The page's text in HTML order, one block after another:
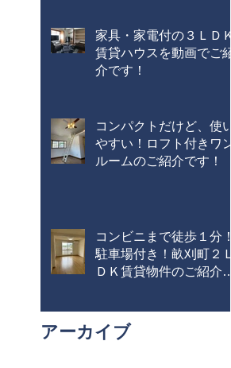
家具・家電付の３ＬＤＫ
賃貸ハウスを動画でご紹
介です！
コンパクトだけど、使い
やすい！ロフト付きワン
ルームのご紹介です！
コンビニまで徒歩１分！
駐車場付き！畝刈町２Ｌ
ＤＫ賃貸物件のご紹介で
アーカイブ